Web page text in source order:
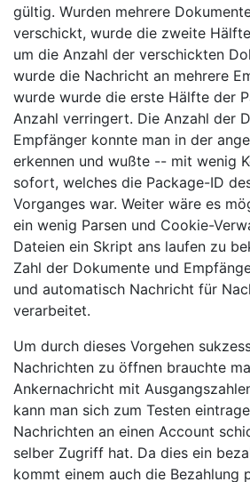
gültig. Wurden mehrere
verschickt, wurde die zweite
um die Anzahl der verschickten
wurde die Nachricht an mehrere
wurde wurde die erste Hälfte der
Anzahl verringert. Die Anzahl der
Empfänger konnte man in der
erkennen und wußte -- mit wenig
sofort, welches die Package-ID
Vorganges war. Weiter wäre es
ein wenig Parsen und Cookie-
Dateien ein Skript ans laufen zu
Zahl der Dokumente und
und automatisch Nachricht für
verarbeitet.
Um durch dieses Vorgehen
Nachrichten zu öffnen brauchte
Ankernachricht mit
kann man sich zum Testen
Nachrichten an einen Account
selber Zugriff hat. Da dies ein
kommt einem auch die Bezahlung